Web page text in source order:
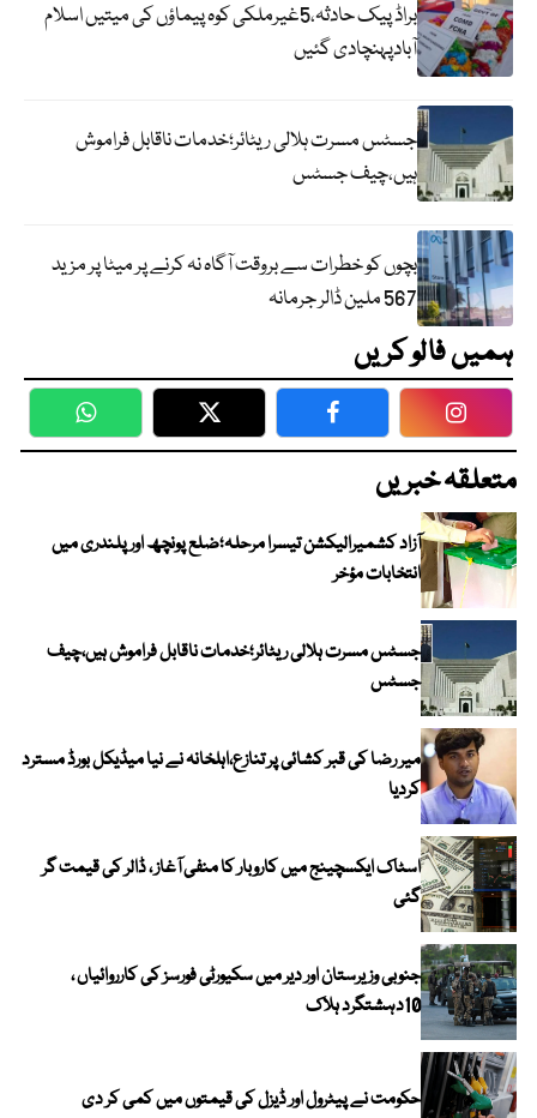
براڈ پیک حادثہ،5غیرملکی کوہ پیماؤں کی میتیں اسلام
آبادپہنچادی گئیں
جسٹس مسرت ہلالی ریٹائر؛خدمات ناقابل فراموش
ہیں،چیف جسٹس
بچوں کو خطرات سے بروقت آگاہ نہ کرنے پر میٹا پر مزید
567 ملین ڈالر جرمانہ
ہمیں فالو کریں
WhatsApp Twitter Facebook
متعلقہ خبریں
آزاد کشمیرالیکشن تیسرا مرحلہ؛ضلع پونچھ اور پلندری میں
انتخابات مؤخر
جسٹس مسرت ہلالی ریٹائر؛خدمات ناقابل فراموش ہیں،چیف
جسٹس
میر رضا کی قبر کشائی پر تنازع،اہلخانہ نے نیا میڈیکل بورڈ مسترد
کردیا
اسٹاک ایکسچینج میں کاروبار کا منفی آغاز ، ڈالر کی قیمت گر
گئی
جنوبی وزیرستان اور دیر میں سکیورٹی فورسز کی کارروائیاں ،
10دہشتگرد ہلاک
حکومت نے پیٹرول اور ڈیزل کی قیمتوں میں کمی کر دی